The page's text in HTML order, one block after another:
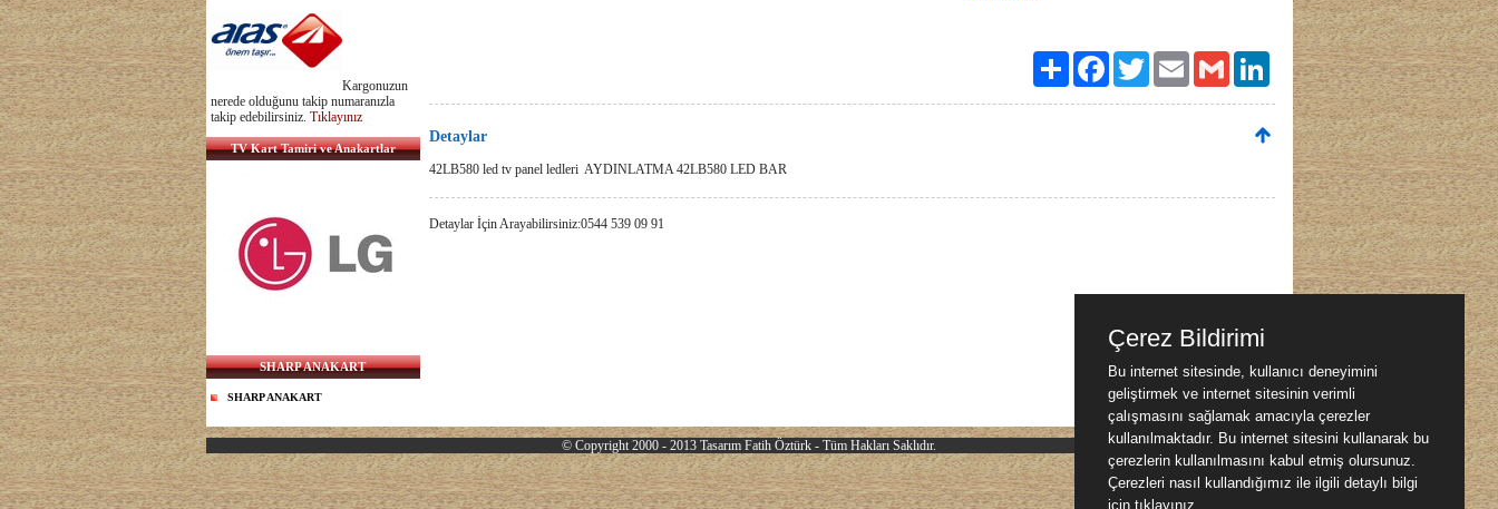
Kargonuzun
nerede olduğunu takip numaranızla
takip edebilirsiniz. Tıklayınız
TV Kart Tamiri ve Anakartlar
SHARP ANAKART
SHARP ANAKART
Paylaş FacebookTwitter Email Gmail LinkedIn
Detaylar
42LB580 led tv panel ledleri AYDINLATMA 42LB580 LED BAR
Detaylar İçin Arayabilirsiniz:0544 539 09 91
© Copyright 2000 - 2013 Tasarım Fatih Öztürk - Tüm Hakları Saklıdır.
Çerez Bildirimi
Bu internet sitesinde, kullanıcı deneyimini
geliştirmek ve internet sitesinin verimli
çalışmasını sağlamak amacıyla çerezler
kullanılmaktadır. Bu internet sitesini kullanarak bu
çerezlerin kullanılmasını kabul etmiş olursunuz.
Çerezleri nasıl kullandığımız ile ilgili detaylı bilgi
için tıklayınız.